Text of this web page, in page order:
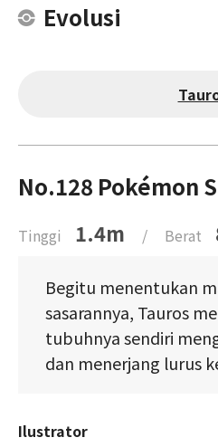
Evolusi
No.128 Pokémon
Tinggi 1.4m / Berat
Begitu menentukan
sasarannya, Tauros
tubuhnya sendiri
dan menerjang lurus
Ilustrator